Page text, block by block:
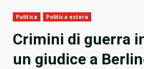
Politica Politica estera
Crimini di guerra
un giudice a